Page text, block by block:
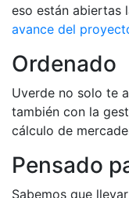
eso están abiertas
avance del
Ordenado
Uverde no solo te
también con la
cálculo de
Pensado
Sabemos que